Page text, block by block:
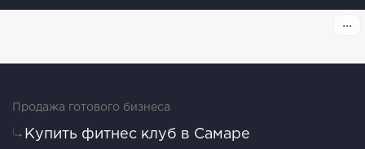
Продажа готового бизнеса
Купить фитнес клуб в Самаре